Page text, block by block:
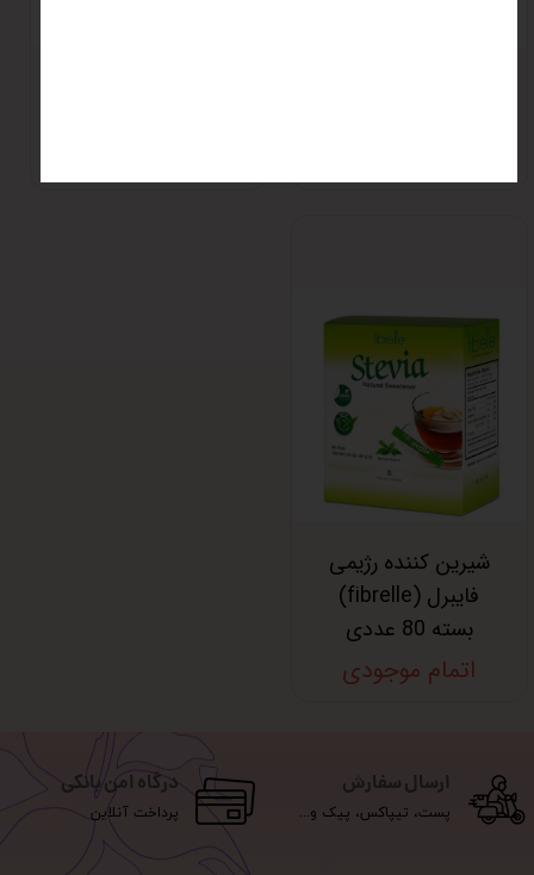
شیرین کننده رژیمی
فایبرل (fibrelle)
بسته 80 عددی
اتمام موجودی
ارسال سفارش
پست، تیپاکس، پیک و...
درگاه امن بانکی
پرداخت آنلاین